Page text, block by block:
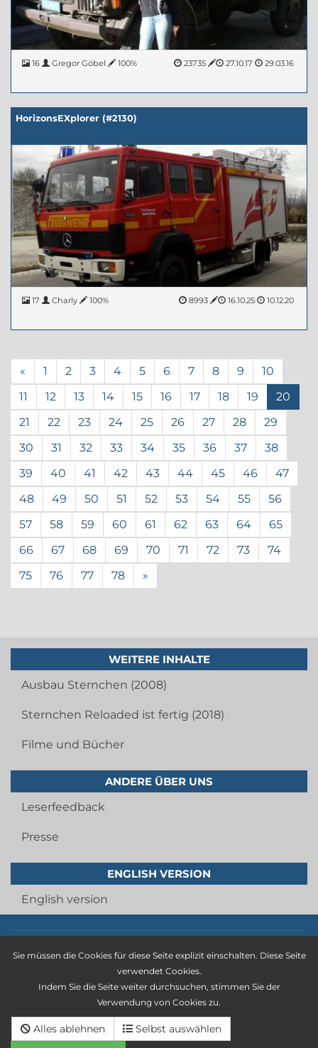
16 29.03.16
Gregor Göbel 27.10.17
100% 23735
HorizonsEXplorer (#2130)
17 10.12.20
Charly 16.10.25
100% 8993
« 1 2 3 4 5 6 7 8 9
10
11
12 13 14 15 16 17 18 19
20
21
22 23 24 25 26 27 28
29
30
31 32 33 34 35 36 37
38
39
40 41 42 43 44 45 46
47
48
49 50 51 52 53 54 55
56
57
58 59 60 61 62 63 64
65
66
67 68 69 70 71 72 73
74
75
76 77 78 »
WEITERE INHALTE
Ausbau Sternchen (2008)
Sternchen Reloaded ist fertig (2018)
Filme und Bücher
ANDERE ÜBER UNS
Leserfeedback
Presse
ENGLISH VERSION
English version
privacy statement
Cancellation policy
Deutsche version
Sie müssen die Cookies für diese Seite explizit einschalten. Diese Seite
verwendet Cookies.
Indem Sie die Seite weiter durchsuchen, stimmen Sie der
Verwendung von Cookies zu.
Alles ablehnen
Selbst auswählen